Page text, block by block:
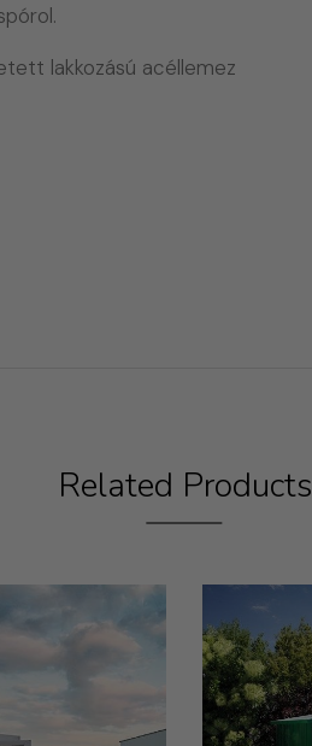
lakkozású acéllemez
Related Products